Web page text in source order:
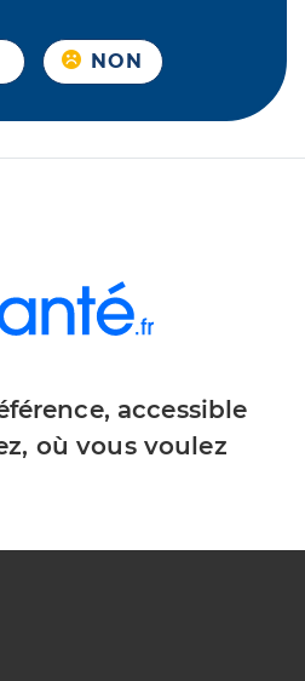
NON
accessible
où vous voulez